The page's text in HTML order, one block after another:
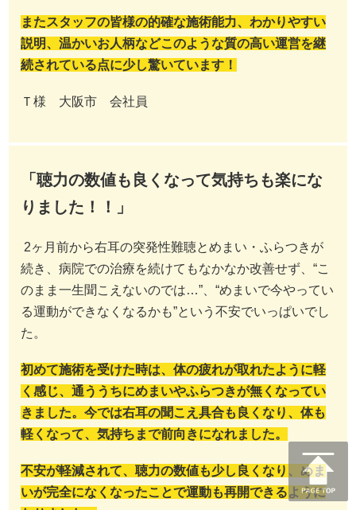
またスタッフの皆様の的確な施術能力、わかりやすい
説明、温かいお人柄などこのような質の高い運営を継
続されている点に少し驚いています！
Ｔ様 大阪市 会社員
「聴力の数値も良くなって気持ちも楽にな
りました！！」
2ヶ月前から右耳の突発性難聴とめまい・ふらつきが
続き、病院での治療を続けてもなかなか改善せず、“こ
のまま一生聞こえないのでは…”、“めまいで今やってい
る運動ができなくなるかも”という不安でいっぱいでし
た。
初めて施術を受けた時は、体の疲れが取れたように軽
く感じ、通ううちにめまいやふらつきが無くなってい
きました。今では右耳の聞こえ具合も良くなり、体も
軽くなって、気持ちまで前向きになれました。
不安が軽減されて、聴力の数値も少し良くなり、めま
いが完全になくなったことで運動も再開できるように